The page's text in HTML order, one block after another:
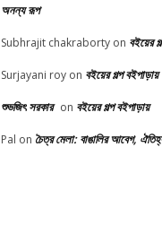
অনন্য রূপ
Subhrajit chakraborty on বইয়ের
Surjayani roy on বইয়ের গল্প বইপাড়ায়
শুভজিৎ সরকার on বইয়ের গল্প বইপাড়ায়
Pal on চৈত্র মেলা: বাঙালির আবেগ,